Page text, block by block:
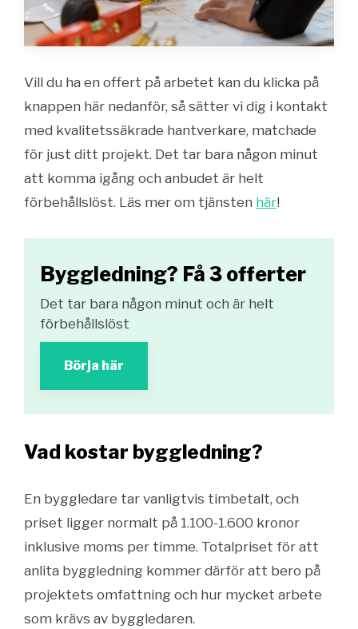
Vill du ha en offert på arbetet kan du klicka på
knappen här nedanför, så sätter vi dig i kontakt
med kvalitetssäkrade hantverkare, matchade
för just ditt projekt. Det tar bara någon minut
att komma igång och anbudet är helt
förbehållslöst. Läs mer om tjänsten här!
Byggledning? Få 3 offerter
Det tar bara någon minut och är helt
förbehållslöst
Börja här
Vad kostar byggledning?
En byggledare tar vanligtvis timbetalt, och
priset ligger normalt på 1.100-1.600 kronor
inklusive moms per timme. Totalpriset för att
anlita byggledning kommer därför att bero på
projektets omfattning och hur mycket arbete
som krävs av byggledaren.